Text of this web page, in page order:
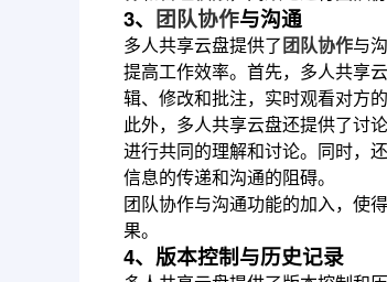
3、 团队协作与沟通
多人共享云盘提供了团队协作与
提高工作效率。首先，多人共享
辑、修改和批注，实时观看对方
此外，多人共享云盘还提供了讨
进行共同的理解和讨论。同时，
信息的传递和沟通的阻碍。
团队协作与沟通功能的加入，使
果。
4、版本控制与历史记录